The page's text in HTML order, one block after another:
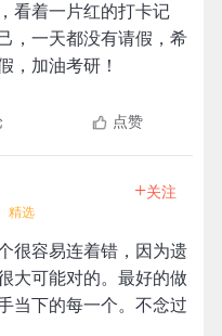
看着一片红的打卡记
，一天都没有请假，希
，加油考研！
点赞
精选
+关注
很容易连着错，因为遗
大可能对的。最好的做
当下的每一个。不念过